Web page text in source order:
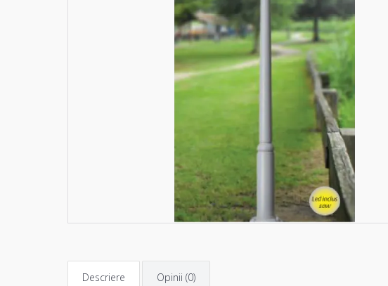
Descriere Opinii (0)